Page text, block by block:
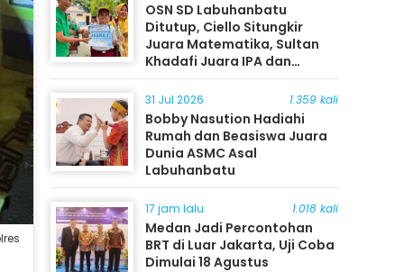
OSN SD Labuhanbatu
Ditutup, Ciello Situngkir
Juara Matematika, Sultan
Khadafi Juara IPA dan
Timothy Rangkuti Juara IPS
31 Jul 2026 1.359 kali
Bobby Nasution Hadiahi
Rumah dan Beasiswa Juara
Dunia ASMC Asal
Labuhanbatu
17 jam lalu 1.018 kali
Medan Jadi Percontohan
BRT di Luar Jakarta, Uji Coba
Dimulai 18 Agustus